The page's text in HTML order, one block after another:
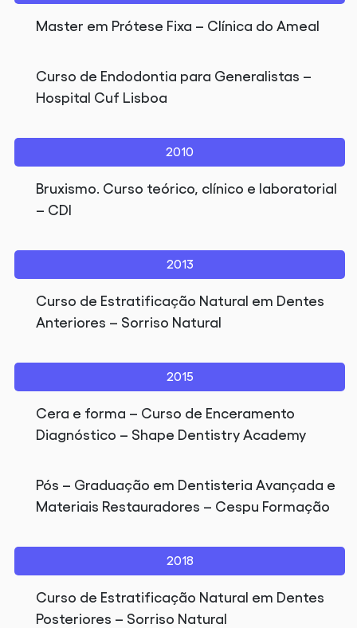
Master em Prótese Fixa – Clínica do Ameal
Curso de Endodontia para Generalistas –
Hospital Cuf Lisboa
2010
Bruxismo. Curso teórico, clínico e laboratorial
– CDI
2013
Curso de Estratificação Natural em Dentes
Anteriores – Sorriso Natural
2015
Cera e forma – Curso de Enceramento
Diagnóstico – Shape Dentistry Academy
Pós – Graduação em Dentisteria Avançada e
Materiais Restauradores – Cespu Formação
2018
Curso de Estratificação Natural em Dentes
Posteriores – Sorriso Natural